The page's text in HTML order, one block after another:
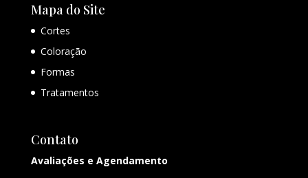
Mapa do Site
Cortes
Coloração
Formas
Tratamentos
Contato
Avaliações e Agendamento